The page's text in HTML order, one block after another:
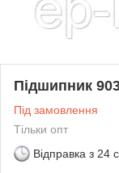
Підшипник
Під замовлення
Тільки опт
Відправка з 24